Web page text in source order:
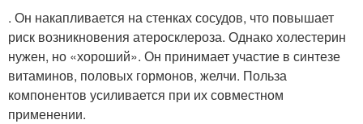
. Он накапливается на стенках сосудов, что повышает
риск возникновения атеросклероза. Однако холестерин
нужен, но «хороший». Он принимает участие в синтезе
витаминов, половых гормонов, желчи. Польза
компонентов усиливается при их совместном
применении.